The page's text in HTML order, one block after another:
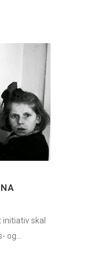
skal
og...